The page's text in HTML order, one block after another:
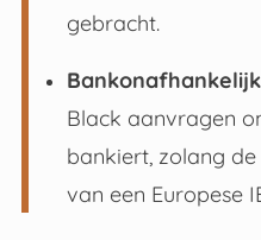
gebracht.
Bankonafhankelijk
Black aanvragen
bankiert, zolang
van een Europese